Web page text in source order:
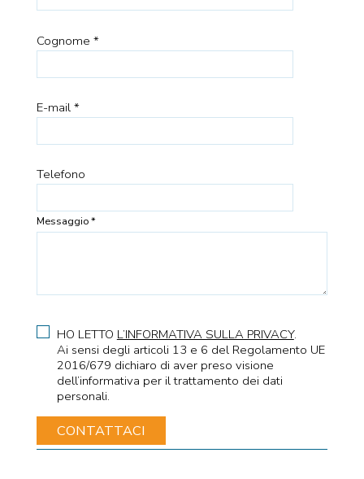
Cognome *
E-mail *
Telefono
Messaggio *
HO LETTO L’INFORMATIVA SULLA PRIVACY.
Ai sensi degli articoli 13 e 6 del Regolamento UE
2016/679 dichiaro di aver preso visione
dell’informativa per il trattamento dei dati
personali.